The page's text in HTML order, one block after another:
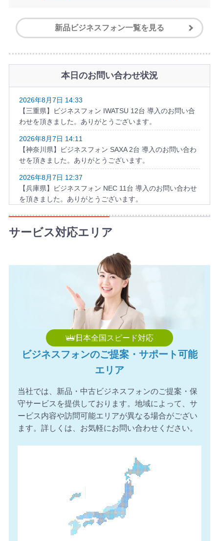
新品ビジネスフォン一覧を見る
本日のお問い合わせ状況
2026年8月7日 14:33
【三重県】ビジネスフォン IWATSU 12台 導入のお問い合
わせを頂きました。ありがとうございます。
2026年8月7日 14:11
【神奈川県】ビジネスフォン SAXA 2台 導入のお問い合わ
せを頂きました。ありがとうございます。
2026年8月7日 12:37
【兵庫県】ビジネスフォン NEC 11台 導入のお問い合わせ
を頂きました。ありがとうございます。
2026年8月7日 12:34
【神奈川県】ビジネスホン HITACHI 5台 導入のお問い合わ
せを頂きました。ありがとうございます。
【大分県】ビジネスホン HITACHI 4台 導入のお問い合わせ
を頂きました。ありがとうございます。
2026年8月7日 11:49
【愛媛県】ビジネスフォン NEC 8台 導入のお問い合わせ
を頂きました。ありがとうございます。
2026年8月7日 10:57
【東京都】ビジネスホン NAKAYO 6台 導入のお問い合わせ
を頂きました。ありがとうございます。
せを頂きました。ありがとうございます。
サービス対応エリア
日本全国スピード対応
ビジネスフォンのご提案・サポート可能
エリア
当社では、新品・中古ビジネスフォンのご提案・保
守サービスを提供しております。地域によって、サ
ービス内容や訪問可能エリアが異なる場合がござい
ます。詳しくは、お気軽にお問い合わせください。